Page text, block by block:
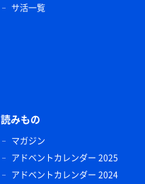
サ活一覧
読みもの
マガジン
アドベントカレンダー 2025
アドベントカレンダー 2024